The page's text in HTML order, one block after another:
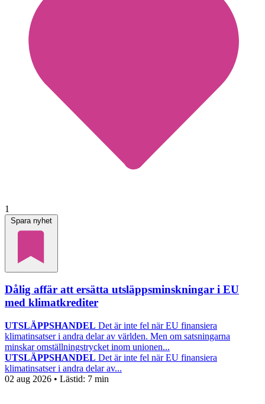
1
Spara nyhet
Dålig affär att ersätta utsläppsminskningar i EU
med klimatkrediter
UTSLÄPPSHANDEL Det är inte fel när EU finansiera
klimatinsatser i andra delar av världen. Men om satsningarna
minskar omställningstrycket inom unionen...
UTSLÄPPSHANDEL Det är inte fel när EU finansiera
klimatinsatser i andra delar av...
02 aug 2026 • Lästid: 7 min